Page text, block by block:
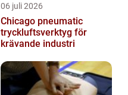
06 juli 2026
Chicago pneumatic
tryckluftsverktyg för
krävande industri